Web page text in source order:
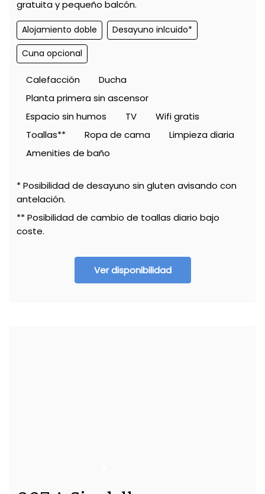
gratuita y pequeño balcón.
Alojamiento doble
Desayuno inlcuido*
Cuna opcional
Calefacción
Ducha
Planta primera sin ascensor
Espacio sin humos
TV
Wifi gratis
Toallas**
Ropa de cama
Limpieza diaria
Amenities de baño
* Posibilidad de desayuno sin gluten avisando con
antelación.
** Posibilidad de cambio de toallas diario bajo
coste.
Ver disponibilidad